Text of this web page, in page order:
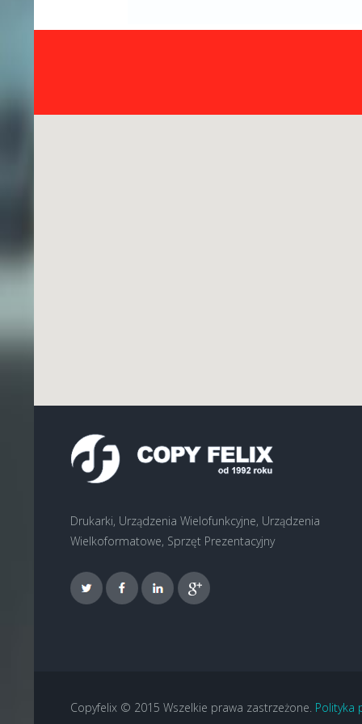
Drukarki, Urządzenia Wielofunkcyjne, Urządzenia
Wielkoformatowe, Sprzęt Prezentacyjny
Copyfelix © 2015 Wszelkie prawa zastrzeżone. Polityka